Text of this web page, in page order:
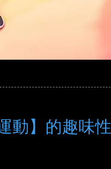
動】的趣味性